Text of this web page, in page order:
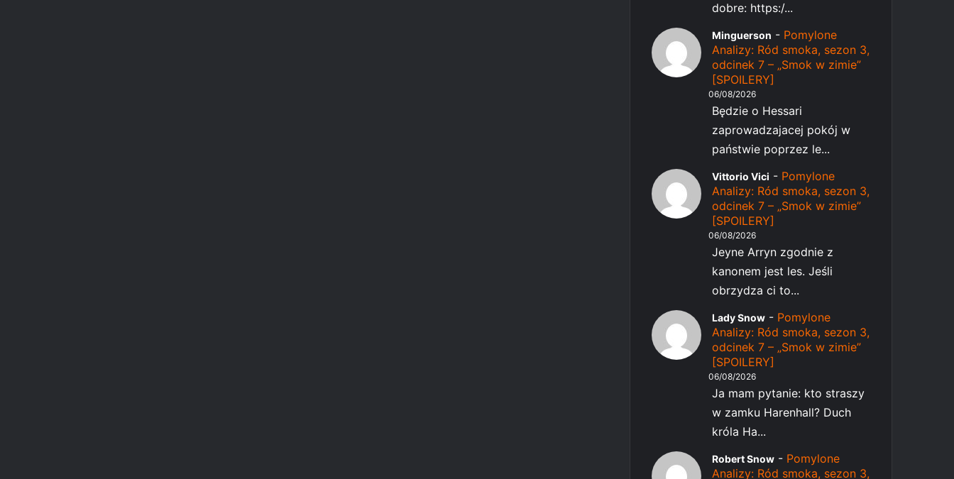
dobre: https:/...
Minguerson - Pomylone
Analizy: Ród smoka, sezon 3,
odcinek 7 – „Smok w zimie”
[SPOILERY]
06/08/2026
Będzie o Hessari
zaprowadzajacej pokój w
państwie poprzez le...
Vittorio Vici - Pomylone
Analizy: Ród smoka, sezon 3,
odcinek 7 – „Smok w zimie”
[SPOILERY]
06/08/2026
Jeyne Arryn zgodnie z
kanonem jest les. Jeśli
obrzydza ci to...
Lady Snow - Pomylone
Analizy: Ród smoka, sezon 3,
odcinek 7 – „Smok w zimie”
[SPOILERY]
06/08/2026
Ja mam pytanie: kto straszy
w zamku Harenhall? Duch
króla Ha...
Robert Snow - Pomylone
Analizy: Ród smoka, sezon 3,